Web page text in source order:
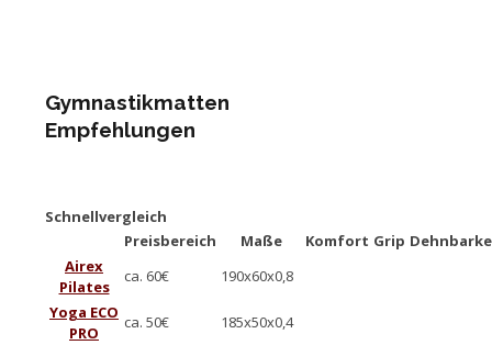
Gymnastikmatten
Empfehlungen
Schnellvergleich
Preisbereich
Maße Komfort Grip
Airex
Pilates
ca. 60€
190x60x0,8
Yoga ECO
PRO
ca. 50€ 185x50x0,4